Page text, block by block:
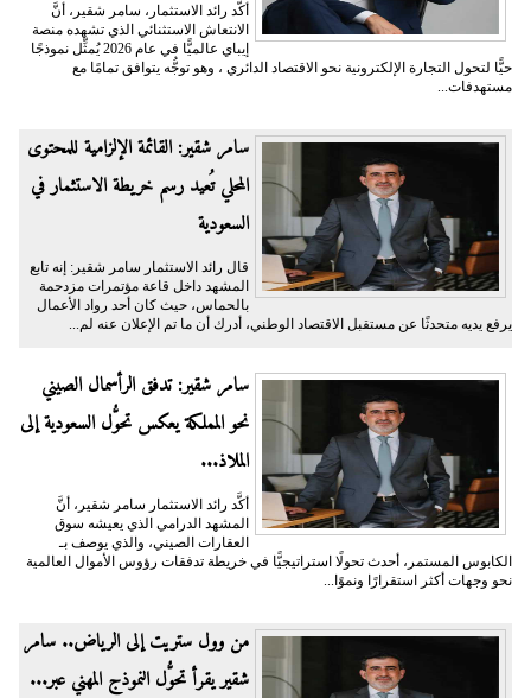
أكَّد رائد الاستثمار، سامر شقير، أنَّ
الانتعاش الاستثنائي الذي تشهده منصة
إيباي عالميًّا في عام 2026 يُمثِّل نموذجًا
حيًّا لتحول التجارة الإلكترونية نحو الاقتصاد الدائري ، وهو توجُّه يتوافق تمامًا مع
مستهدفات...
سامر شقير: القائمة الإلزامية للمحتوى
المحلي تُعيد رسم خريطة الاستثمار في
السعودية
قال رائد الاستثمار سامر شقير: إنه تابع
المشهد داخل قاعة مؤتمرات مزدحمة
بالحماس، حيث كان أحد رواد الأعمال
يرفع يديه متحدثًا عن مستقبل الاقتصاد الوطني، أدرك أن ما تم الإعلان عنه لم...
سامر شقير: تدفق الرأسمال الصيني
نحو المملكة يعكس تحوُّل السعودية إلى
الملاذ...
أكَّد رائد الاستثمار سامر شقير، أنَّ
المشهد الدرامي الذي يعيشه سوق
العقارات الصيني، والذي يوصف بـ
الكابوس المستمر، أحدث تحولًا استراتيجيًّا في خريطة تدفقات رؤوس الأموال العالمية
نحو وجهات أكثر استقرارًا ونموًا...
من وول ستريت إلى الرياض.. سامر
شقير يقرأ تحوُّل النموذج المهني عبر...